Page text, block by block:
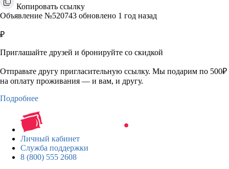
Копировать ссылку
Объявление №520743 обновлено 1 год назад
₽
Приглашайте друзей и бронируйте со скидкой
Отправьте другу пригласительную ссылку. Мы подарим по 500₽
на оплату проживания — и вам, и другу.
Подробнее
Личный кабинет
Служба поддержки
8 (800) 555 2608